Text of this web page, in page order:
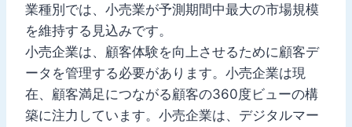
業種別では、小売業が予測期間中最大の市場規模
を維持する見込みです。
小売企業は、顧客体験を向上させるために顧客デ
ータを管理する必要があります。小売企業は現
在、顧客満足につながる顧客の360度ビューの構
築に注力しています。小売企業は、デジタルマー